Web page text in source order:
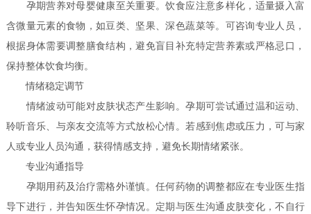
孕期营养对母婴健康至关重要。饮食应注意多样化，适量摄入富
含微量元素的食物，如豆类、坚果、深色蔬菜等。可咨询专业人员，
根据身体需要调整膳食结构，避免盲目补充特定营养素或严格忌口，
保持整体饮食均衡。
情绪稳定调节
情绪波动可能对皮肤状态产生影响。孕期可尝试通过温和运动、
聆听音乐、与亲友交流等方式放松心情。若感到焦虑或压力，可与家
人或专业人员沟通，获得情感支持，避免长期情绪紧张。
专业沟通指导
孕期用药及治疗需格外谨慎。任何药物的调整都应在专业医生指
导下进行，并告知医生怀孕情况。定期与医生沟通皮肤变化，不自行